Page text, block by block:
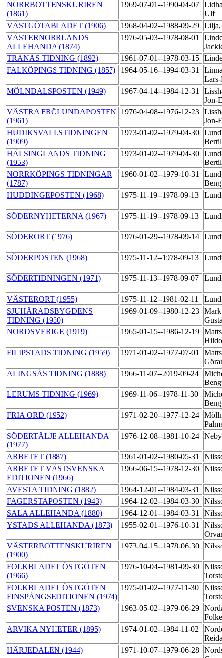
NORRBOTTENSKURIREN
(1861)
1969-07-01--1990-04-07
Ulf
VÄSTGÖTABLADET (1906)
1968-04-02--1988-09-29 Lilja,
VÄSTERNORRLANDS
ALLEHANDA (1874)
1976-05-03--1978-08-01
TRANÅS TIDNING (1892)
1961-07-01--1978-03-15
FALKÖPINGS TIDNING (1857)
1964-05-16--1994-03-31
MÖLNDALSPOSTEN (1949)
1967-04-14--1984-12-31
Jon-
VÄSTRA FRÖLUNDAPOSTEN
(1961)
1976-04-08--1976-12-23
Jon-
HUDIKSVALLSTIDNINGEN
(1909)
1973-01-02--1979-04-30
HÄLSINGLANDS TIDNING
(1953)
1973-01-02--1979-04-30
NORRKÖPINGS TIDNINGAR
(1787)
1960-01-02--1979-10-31
HUDDINGEPOSTEN (1968)
1975-11-19--1978-09-13
SÖDERNYHETERNA (1967) 1975-11-19--1978-09-13
SÖDERORT (1976) 1976-01-29--1978-09-14
SÖDERPOSTEN (1968) 1975-11-12--1978-09-13
SÖDERTIDNINGEN (1971) 1975-11-13--1978-09-07
VÄSTERORT (1955) 1975-11-12--1981-02-11
SJUHÄRADSBYGDENS
TIDNING (1930)
1969-01-09--1980-12-23
NORDSVERIGE (1919)
1965-01-15--1986-12-19
FILIPSTADS TIDNING (1959)
1971-01-02--1977-07-01
ALINGSÅS TIDNING (1888)
1966-11-07--2019-09-24
LERUMS TIDNING (1969)
1969-11-06--1978-11-30
FRIA ORD (1952)
1971-02-20--1977-12-24
SÖDERTÄLJE ALLEHANDA
(1977)
1976-12-08--1981-10-24
ARBETET (1887) 1961-01-02--1980-05-31
ARBETET VÄSTSVENSKA
EDITIONEN (1966)
1966-06-15--1978-12-30
AVESTA TIDNING (1882) 1964-12-01--1984-03-31
FAGERSTAPOSTEN (1943)
1964-12-02--1984-03-30
SALA ALLEHANDA (1880)
1964-12-01--1984-03-31
YSTADS ALLEHANDA (1873)
1955-02-01--1976-10-31
VÄSTERBOTTENSKURIREN
(1900)
1973-04-15--1978-06-30
FOLKBLADET ÖSTGÖTEN
(1966)
1976-10-04--1981-09-30
FOLKBLADET ÖSTGÖTEN
FINSPÅNGSEDITIONEN (1974)
1975-01-02--1977-11-30
SVENSKA POSTEN (1873)
1963-05-02--1979-06-29
ARVIKA NYHETER (1895)
1974-01-02--1984-11-02
HÄRJEDALEN (1944)
1971-10-07--1979-06-28